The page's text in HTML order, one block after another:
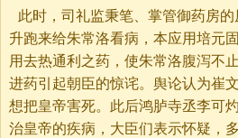
此时，司礼监秉笔、掌管御药房
升跑来给朱常洛看病，本应用培元
用去热通利之药，使朱常洛腹泻不
进药引起朝臣的惊诧。舆论认为崔
想把皇帝害死。此后鸿胪寺丞李可
治皇帝的疾病，大臣们表示怀疑，